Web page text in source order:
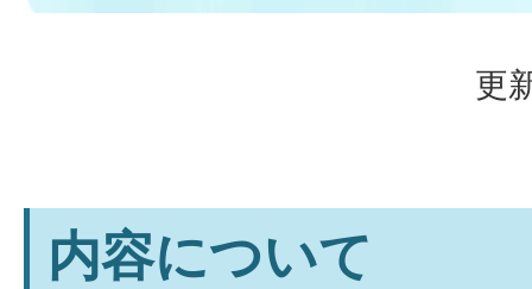
更
内容について